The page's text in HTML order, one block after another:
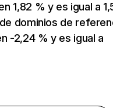
1,82 % y es igual a
dominios de
-2,24 % y es igual a